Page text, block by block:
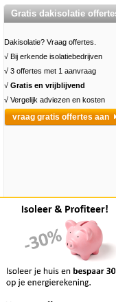
Gratis dakisolatie
Dakisolatie? Vraag offertes.
√ Bij erkende isolatiebedrijven
√ 3 offertes met 1 aanvraag
√ Gratis en vrijblijvend
√ Vergelijk adviezen en kosten
vraag gratis offertes aan